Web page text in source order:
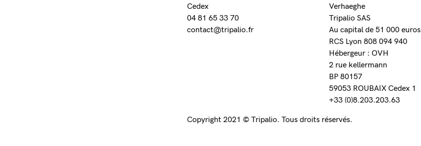
Cedex
04 81 65 33 70
contact@tripalio.fr
Verhaeghe
Tripalio SAS
Au capital de 51 000 euros
RCS Lyon 808 094 940
Hébergeur : OVH
2 rue kellermann
BP 80157
59053 ROUBAIX Cedex 1
+33 (0)8.203.203.63
Copyright 2021 © Tripalio. Tous droits réservés.